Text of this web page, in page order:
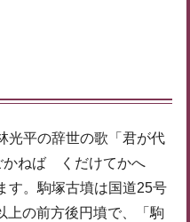
光平の辞世の歌「君が代
ねば くだけてかへ
。駒塚古墳は国道25号
上の前方後円墳で、「駒